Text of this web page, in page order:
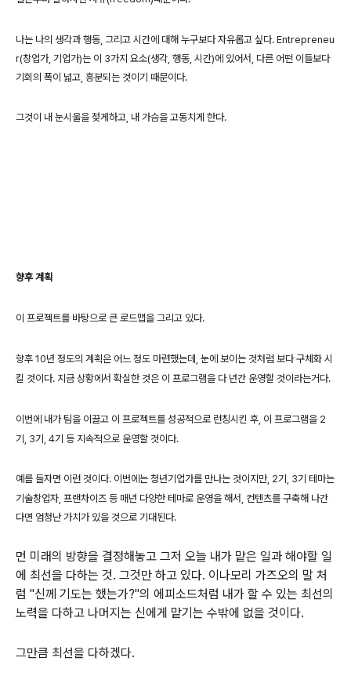
나는 나의 생각과 행동, 그리고 시간에 대해 누구보다 자유롭고 싶다. Entrepreneu
r(창업가, 기업가)는 이 3가지 요소(생각, 행동, 시간)에 있어서, 다른 어떤 이들보다
기회의 폭이 넓고, 흥분되는 것이기 때문이다.
그것이 내 눈시울을 젖게하고, 내 가슴을 고동치게 한다.
향후 계획
이 프로젝트를 바탕으로 큰 로드맵을 그리고 있다.
향후 10년 정도의 계획은 어느 정도 마련했는데, 눈에 보이는 것처럼 보다 구체화 시
킬 것이다. 지금 상황에서 확실한 것은 이 프로그램을 다 년간 운영할 것이라는거다.
이번에 내가 팀을 이끌고 이 프로젝트를 성공적으로 런칭시킨 후, 이 프로그램을 2
기, 3기, 4기 등 지속적으로 운영할 것이다.
예를 들자면 이런 것이다. 이번에는 청년기업가를 만나는 것이지만, 2기, 3기 테마는
기술창업자, 프랜차이즈 등 매년 다양한 테마로 운영을 해서, 컨텐츠를 구축해 나간
다면 엄청난 가치가 있을 것으로 기대된다.
먼 미래의 방향을 결정해놓고 그저 오늘 내가 맡은 일과 해야할 일
에 최선을 다하는 것. 그것만 하고 있다. 이나모리 가즈오의 말 처
럼 "신께 기도는 했는가?"의 에피소드처럼 내가 할 수 있는 최선의
노력을 다하고 나머지는 신에게 맡기는 수밖에 없을 것이다.
그만큼 최선을 다하겠다.